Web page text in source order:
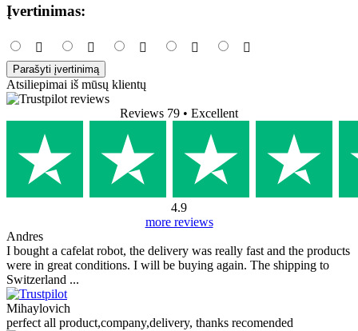
Įvertinimas:
Parašyti įvertinimą
Atsiliepimai iš mūsų klientų
Reviews 79 • Excellent
4.9
more reviews
Andres
I bought a cafelat robot, the delivery was really fast and the products
were in great conditions. I will be buying again. The shipping to
Switzerland ...
Mihaylovich
perfect all product,company,delivery, thanks recomended